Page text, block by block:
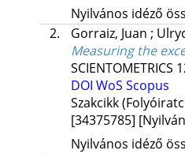
Nyilvános idéző
2.
Gorraiz, Juan ;
Measuring the
SCIENTOMETRICS
DOI WoS Scopus
Szakcikk
[34375785]
Nyilvános idéző